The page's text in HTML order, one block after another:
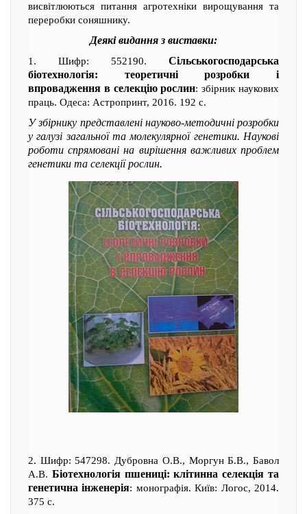
висвітлюються питання агротехніки вирощування та
переробки соняшнику.
Деякі видання з виставки:
1. Шифр: 552190. Сільськогосподарська
біотехнологія: теоретичні розробки і
впровадження в селекцію рослин: збірник наукових
праць. Одеса: Астропринт, 2016. 192 с.
У збірнику представлені науково-методичні розробки
у галузі загальної та молекулярної генетики. Наукові
роботи спрямовані на вирішення важливих проблем
генетики та селекції рослин.
2. Шифр: 547298. Дубровна О.В., Моргун Б.В., Бавол
А.В. Біотехнологія пшениці: клітинна селекція та
генетична інженерія: монографія. Київ: Логос, 2014.
375 с.